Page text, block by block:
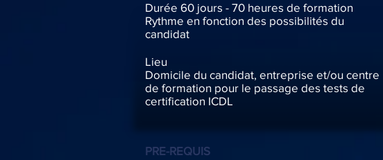
Durée 60 jours - 70 heures de formation
Rythme en fonction des possibilités du
candidat
Lieu
Domicile du candidat, entreprise et/ou centre
de formation pour le passage des tests de
certification ICDL
PRE-REQUIS